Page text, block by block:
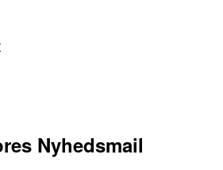
Nyhedsmail